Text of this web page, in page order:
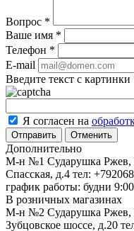
Вопрос *
Ваше имя *
Телефон *
E-mail
Введите текст с картинки
Я согласен на
Отменить
Дополнительно
М-н №1 Сударушка Ржев,
Спасская, д.4 тел:
график работы: будни
В розничных магазинах
М-н №2 Cударушка Ржев,
Зубцовское шоссе, д.20